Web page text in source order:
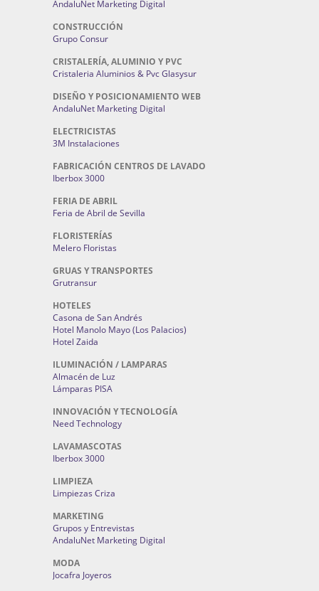
AndaluNet Marketing Digital
CONSTRUCCIÓN
Grupo Consur
CRISTALERÍA, ALUMINIO Y PVC
Cristaleria Aluminios & Pvc Glasysur
DISEÑO Y POSICIONAMIENTO WEB
AndaluNet Marketing Digital
ELECTRICISTAS
3M Instalaciones
FABRICACIÓN CENTROS DE LAVADO
Iberbox 3000
FERIA DE ABRIL
Feria de Abril de Sevilla
FLORISTERÍAS
Melero Floristas
GRUAS Y TRANSPORTES
Grutransur
HOTELES
Casona de San Andrés
Hotel Manolo Mayo (Los Palacios)
Hotel Zaida
ILUMINACIÓN / LAMPARAS
Almacén de Luz
Lámparas PISA
INNOVACIÓN Y TECNOLOGÍA
Need Technology
LAVAMASCOTAS
Iberbox 3000
LIMPIEZA
Limpiezas Criza
MARKETING
Grupos y Entrevistas
AndaluNet Marketing Digital
MODA
Jocafra Joyeros